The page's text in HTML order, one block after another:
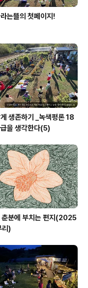
는뜰의 첫페이지!
생존하기 _녹색평론 18
을 생각한다(5)
분에 부치는 편지(2025
리)